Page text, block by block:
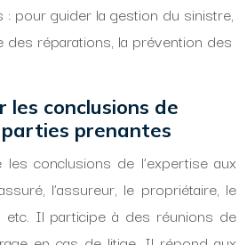
: pour guider la gestion du sinistre,
des réparations, la prévention des
les conclusions de
parties prenantes
les conclusions de l’expertise aux
l’assureur, le propriétaire, le
etc. Il participe à des réunions de